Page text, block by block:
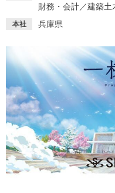
就活支援
就活ノウハウが満載！
適職診断
あなたに合う仕事を診断！
就活ニュースペーパ
就活時事ニュースを更新
財務・会計／建築土
本社 兵庫県